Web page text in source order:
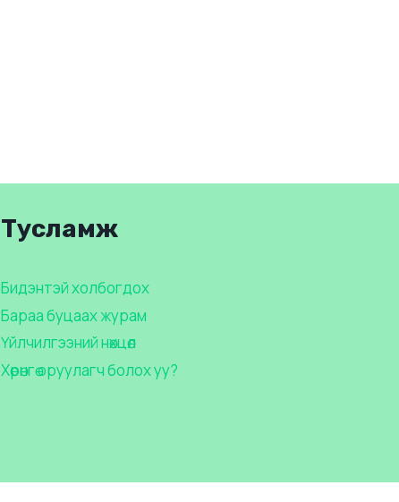
Тусламж
Бидэнтэй холбогдох
Бараа буцаах журам
Үйлчилгээний нөхцөл
Хөрөнгө оруулагч болох уу?